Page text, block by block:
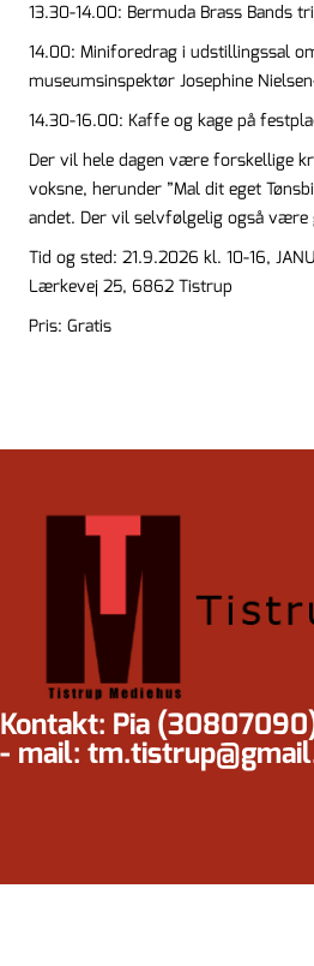
13.30-14.00: Bermuda Brass Bands
14.00: Miniforedrag i udstillingssal
museumsinspektør Josephine
14.30-16.00: Kaffe og kage på
Der vil hele dagen være forskellige
voksne, herunder ”Mal dit eget
andet. Der vil selvfølgelig også være
Tid og sted: 21.9.2026 kl. 10-16,
Lærkevej 25, 6862 Tistrup
Pris: Gratis
Kontakt: Pia
- mail: